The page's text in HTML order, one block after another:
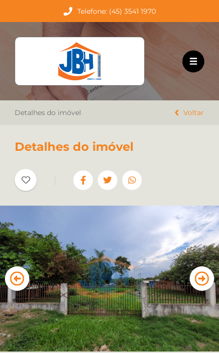
Telefone: (45) 3541 1970
HOME
EMPREENDIMENTOS
VENDA
LOCAÇÃO
Favoritos
Cadastre seu imóvel
Vendas: (45) 99122 2323
Locação: (45) 99922 8925
Detalhes do imóvel Voltar
Detalhes do imóvel